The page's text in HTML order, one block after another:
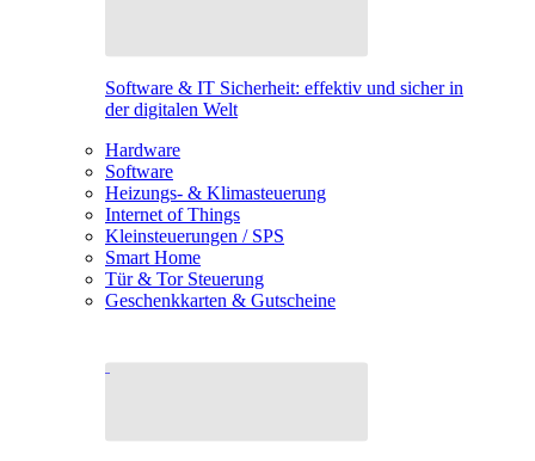
Software & IT Sicherheit: effektiv und sicher in
der digitalen Welt
Hardware
Software
Heizungs- & Klimasteuerung
Internet of Things
Kleinsteuerungen / SPS
Smart Home
Tür & Tor Steuerung
Geschenkkarten & Gutscheine